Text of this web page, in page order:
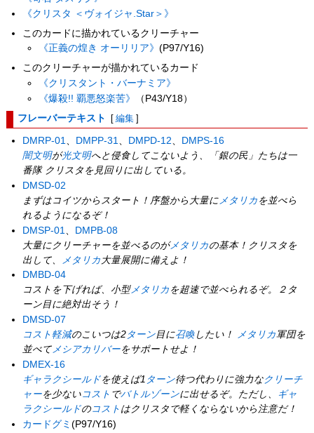
《クリスタ ＜ヴォイジャ.Star＞》
このカードに描かれているクリーチャー
《正義の煌き オーリリア》(P97/Y16)
このクリーチャーが描かれているカード
《クリスタント・バーナミア》
《爆殺!! 覇悪怒楽苦》
（P43/Y18）
フレーバーテキスト [ 編集 ]
DMRP-01、 DMPP-31、 DMPD-12、
DMPS-16
闇文明が光文明へと侵食してこないよう、「銀の民」たちは一
番隊 クリスタを見回りに出している。
DMSD-02
まずはコイツからスタート！序盤から大量にメタリカ を並べら
れるようになるぞ！
DMSP-01
DMPB-08
大量にクリーチャーを並べるのがメタリカの基本！クリスタを
出して、
メタリカ 大量展開に備えよ！
DMBD-04
コストを下げれば、小型メタリカ を超速で並べられるぞ。２タ
ーン目に絶対出そう！
DMSD-07
コスト軽減のこいつは2 ターン目に召喚 したい！ メタリカ軍団を
並べてメシアカリバーをサポートせよ！
DMEX-16
ギャラクシールドを使えば1 ターン待つ代わりに強力なクリーチ
ャーを少ないコスト でバトルゾーンに出せるぞ。ただし、
ギャ
ラクシールドのコスト はクリスタで軽くならないから注意だ！
カードグミ(P97/Y16)